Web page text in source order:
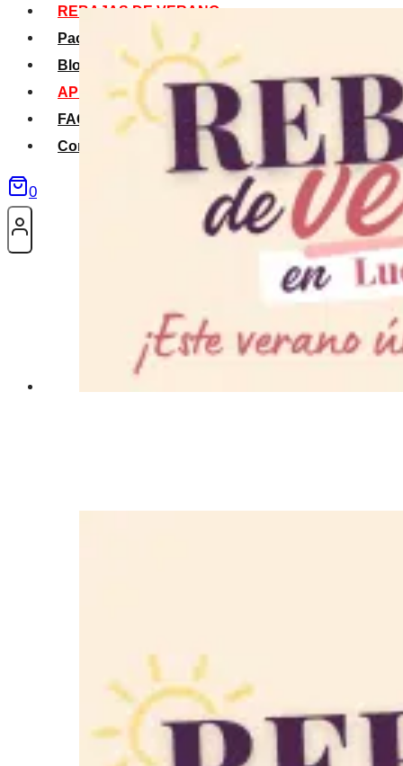
REBAJAS DE VERANO
Packs Verano
Blog
APP La Tribu
FAQS
Contacto
0